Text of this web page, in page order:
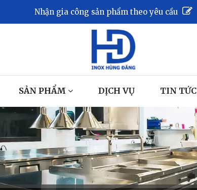
Nhận gia công sản phẩm theo yêu cầu
SẢN PHẨM DỊCH VỤ TIN TỨC